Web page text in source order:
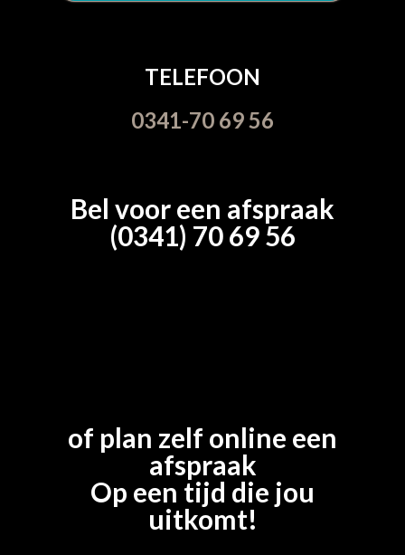
TELEFOON
0341-70 69 56
Bel voor een afspraak
(0341) 70 69 56
of plan zelf online een
afspraak
Op een tijd die jou
uitkomt!